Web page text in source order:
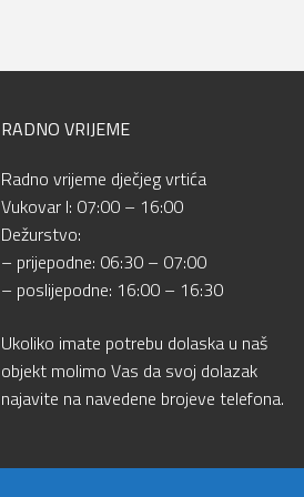
RADNO VRIJEME
Radno vrijeme dječjeg vrtića
Vukovar I: 07:00 – 16:00
Dežurstvo:
– prijepodne: 06:30 – 07:00
– poslijepodne: 16:00 – 16:30
Ukoliko imate potrebu dolaska u naš
objekt molimo Vas da svoj dolazak
najavite na navedene brojeve telefona.